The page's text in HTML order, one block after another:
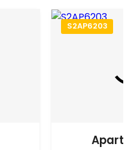
S2AP6203